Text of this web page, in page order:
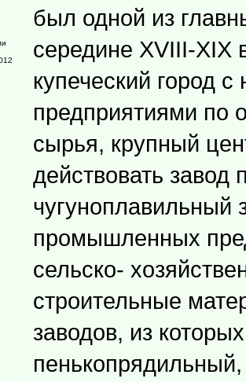
был одной из
середине XVIII-XIX
купеческий город
предприятиями по
сырья, крупный
действовать завод
чугуноплавильный
промышленных
сельско-
строительные
заводов, из